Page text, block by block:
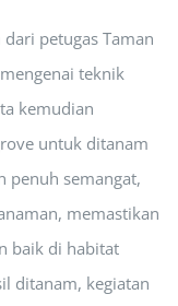
petugas Taman
teknik
kemudian
untuk ditanam
penuh semangat,
memastikan
baik di habitat
ditanam, kegiatan